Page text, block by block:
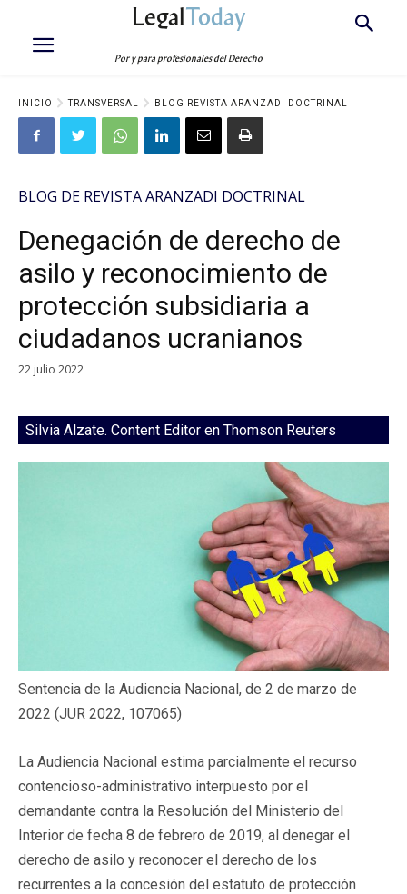
LegalToday
Por y para profesionales del Derecho
INICIO TRANSVERSAL BLOG REVISTA ARANZADI DOCTRINAL
BLOG DE REVISTA ARANZADI DOCTRINAL
Denegación de derecho de
asilo y reconocimiento de
protección subsidiaria a
ciudadanos ucranianos
22 julio 2022
Silvia Alzate. Content Editor en Thomson Reuters
Sentencia de la Audiencia Nacional, de 2 de marzo de
2022 (JUR 2022, 107065)
La Audiencia Nacional estima parcialmente el recurso
contencioso-administrativo interpuesto por el
demandante contra la Resolución del Ministerio del
Interior de fecha 8 de febrero de 2019, al denegar el
derecho de asilo y reconocer el derecho de los
recurrentes a la concesión del estatuto de protección